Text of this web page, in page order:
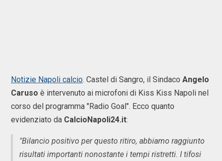
Notizie Napoli calcio. Castel di Sangro, il Sindaco Angelo
Caruso è intervenuto ai microfoni di Kiss Kiss Napoli nel
corso del programma "Radio Goal". Ecco quanto
evidenziato da CalcioNapoli24.it:
"Bilancio positivo per questo ritiro, abbiamo raggiunto
risultati importanti nonostante i tempi ristretti. I tifosi